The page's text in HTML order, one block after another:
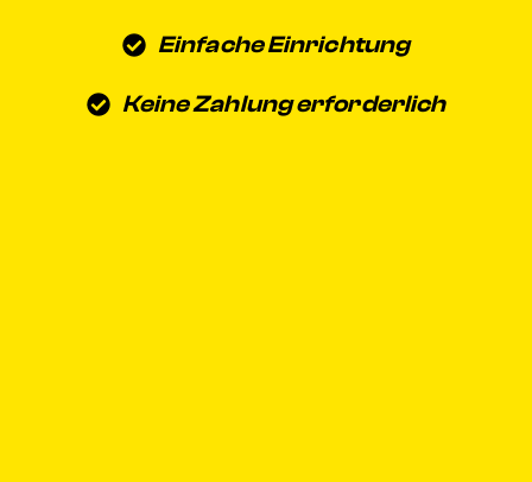
Einfache Einrichtung
Keine Zahlung erforderlich